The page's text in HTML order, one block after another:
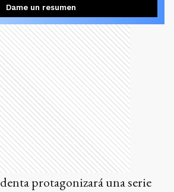
Dame un resumen
protagonizará una serie